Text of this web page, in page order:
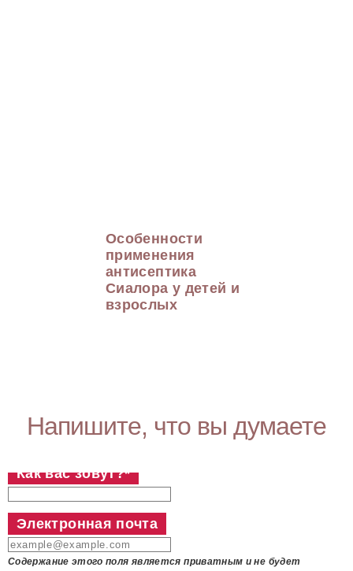
Особенности
применения
антисептика
Сиалора у детей и
взрослых
Напишите, что вы думаете
Как вас зовут?*
Электронная почта
Содержание этого поля является приватным и не будет